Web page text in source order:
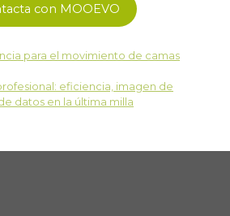
con MOOEVO
para el movimiento de camas
eficiencia, imagen de
datos en la última milla